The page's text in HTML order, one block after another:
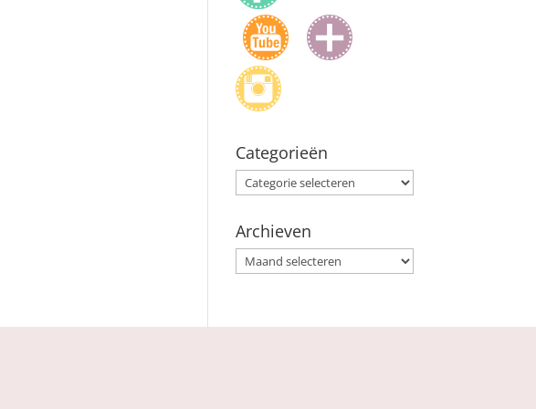
Categorieën
Categorieën
Archieven
Archieven